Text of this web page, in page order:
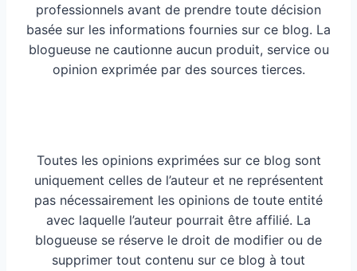
professionnels avant de prendre toute décision
basée sur les informations fournies sur ce blog. La
blogueuse ne cautionne aucun produit, service ou
opinion exprimée par des sources tierces.
Toutes les opinions exprimées sur ce blog sont
uniquement celles de l’auteur et ne représentent
pas nécessairement les opinions de toute entité
avec laquelle l’auteur pourrait être affilié. La
blogueuse se réserve le droit de modifier ou de
supprimer tout contenu sur ce blog à tout